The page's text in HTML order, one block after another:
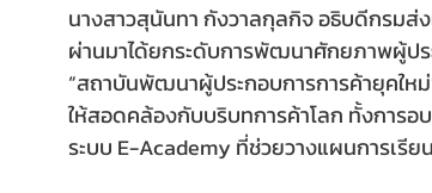
นางสาวสุนันทา กังวาลกุลกิจ อธิบดีกรมส่ง
ผ่านมาได้ยกระดับการพัฒนาศักยภาพผู้ปร
“สถาบันพัฒนาผู้ประกอบการการค้ายุคให
ให้สอดคล้องกับบริบทการค้าโลก ทั้งการ
ระบบ E-Academy ที่ช่วยวางแผนการเรีย